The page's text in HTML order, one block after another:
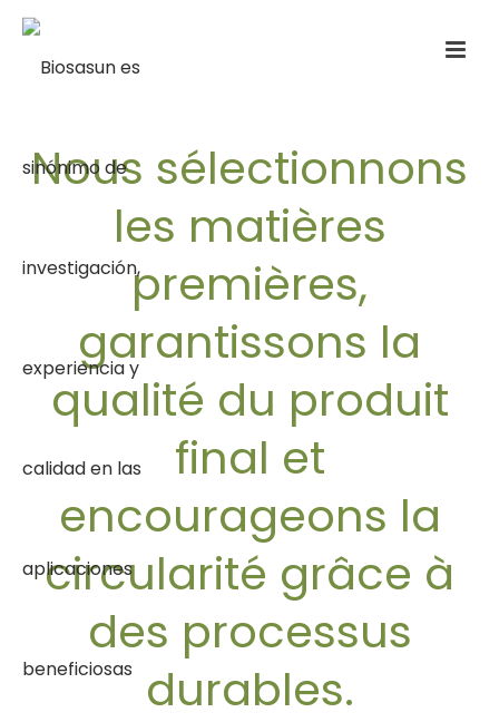
Nous sélectionnons
les matières
premières,
garantissons la
qualité du produit
final et
encourageons la
circularité grâce à
des processus
durables.